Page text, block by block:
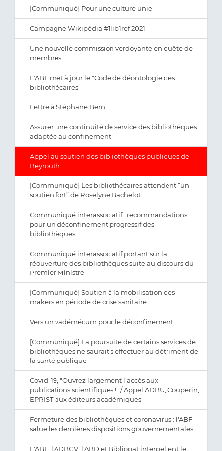
[Communiqué] Pour une culture unie
Campagne Wikipédia #1lib1ref 2021
Une nouvelle commission verdoyante en quête de
membres
L'ABF met à jour le "Code de déontologie des
bibliothécaires"
Lettre à Stéphane Bern
Assurer une continuité de service des bibliothèques
adaptée au confinement
Appel au soutien des bibliothèques publiques de
Beyrouth
[Communiqué] Les bibliothécaires attendent “un
soutien fort” de Roselyne Bachelot
Communiqué interassociatif : recommandations
pour un déconfinement progressif des
bibliothèques
Communiqué interassociatif portant sur la
réouverture des bibliothèques suite au discours du
Premier Ministre
[Communiqué] Soutien à la mobilisation des
makers en période de crise sanitaire
Vers un vadémécum pour le déconfinement
[Communiqué] La poursuite de certains services de
bibliothèques ne saurait s’effectuer au détriment de
la santé publique
Covid-19, "Ouvrez largement l’accès aux
publications scientifiques !" / Appel ADBU, Couperin,
EPRIST aux éditeurs académiques
Fermeture des bibliothèques et coronavirus : l'ABF
salue les dernières dispositions gouvernementales
L'ABF, l'ADBGV, l'ABD et Bibliopat interpellent le